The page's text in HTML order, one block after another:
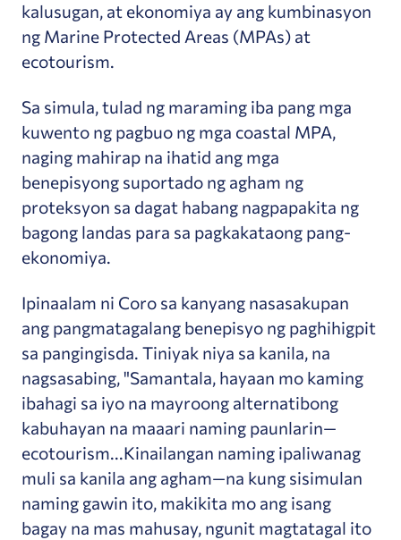
kalusugan, at ekonomiya ay ang kumbinasyon
ng Marine Protected Areas (MPAs) at
ecotourism.
Sa simula, tulad ng maraming iba pang mga
kuwento ng pagbuo ng mga coastal MPA,
naging mahirap na ihatid ang mga
benepisyong suportado ng agham ng
proteksyon sa dagat habang nagpapakita ng
bagong landas para sa pagkakataong pang-
ekonomiya.
Ipinaalam ni Coro sa kanyang nasasakupan
ang pangmatagalang benepisyo ng paghihigpit
sa pangingisda. Tiniyak niya sa kanila, na
nagsasabing, "Samantala, hayaan mo kaming
ibahagi sa iyo na mayroong alternatibong
kabuhayan na maaari naming paunlarin—
ecotourism...Kinailangan naming ipaliwanag
muli sa kanila ang agham—na kung sisimulan
naming gawin ito, makikita mo ang isang
bagay na mas mahusay, ngunit magtatagal ito